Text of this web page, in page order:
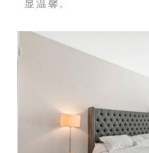
显温馨。